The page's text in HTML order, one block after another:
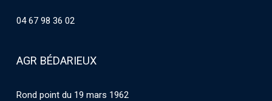
04 67 98 36 02
AGR BÉDARIEUX
Rond point du 19 mars 1962